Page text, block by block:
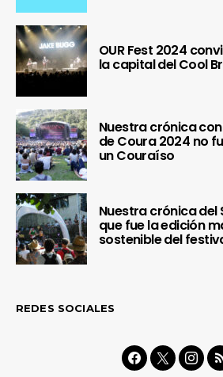
OUR Fest 2024
la capital del Cool
Nuestra crónica
de Coura 2024 no
un Couraíso
Nuestra crónica del
que fue la edición
sostenible del
REDES SOCIALES